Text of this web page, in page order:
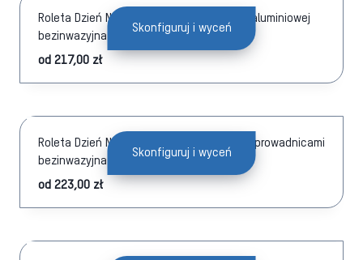
Skonfiguruj i wyceń
Roleta Dzień Noc w kasecie kwadratowej aluminiowej
bezinwazyjna
od 217,00 zł
Skonfiguruj i wyceń
Roleta Dzień Noc w kasecie aluminiowej z prowadnicami
bezinwazyjna
od 223,00 zł